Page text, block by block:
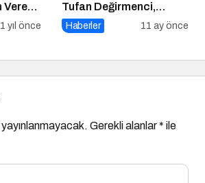
Veren
1 yıl önce
Tufan Değirmenci,
Fethiye’de Ringe Çıkıyor
Haberler 11 ay önce
Gerekli alanlar* ile